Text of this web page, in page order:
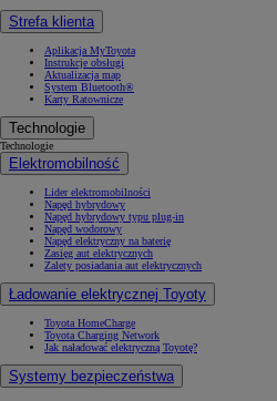
Strefa klienta
Aplikacja MyToyota
Instrukcje obsługi
Aktualizacja map
System Bluetooth®
Karty Ratownicze
Technologie
Technologie
Elektromobilność
Lider elektromobilności
Napęd hybrydowy
Napęd hybrydowy typu plug-in
Napęd wodorowy
Napęd elektryczny na baterię
Zasięg aut elektrycznych
Zalety posiadania aut elektrycznych
Ładowanie elektrycznej Toyoty
Toyota HomeCharge
Toyota Charging Network
Jak naładować elektryczną Toyotę?
Systemy bezpieczeństwa